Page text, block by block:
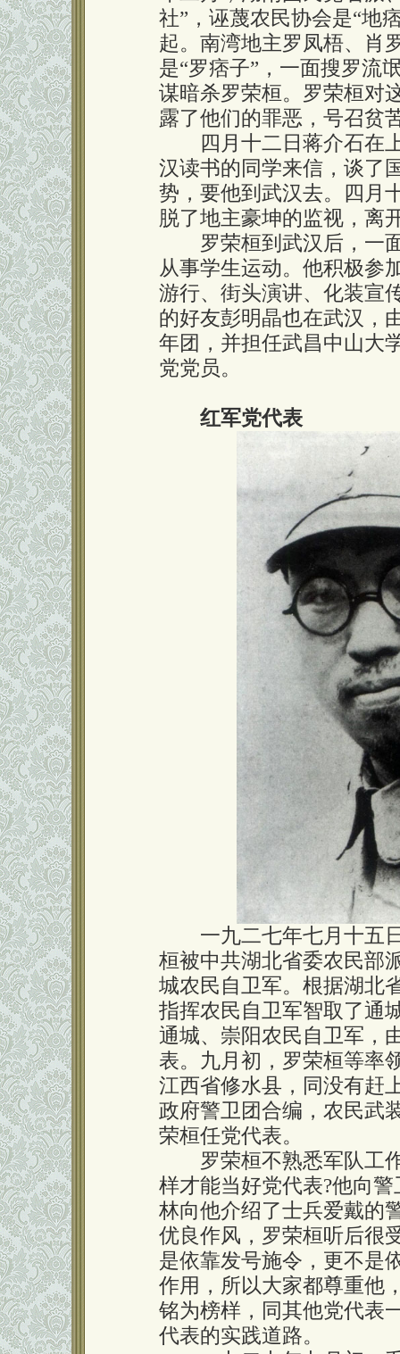
社”，诬蔑农民协会是“地
起。南湾地主罗凤梧、肖
是“罗痞子”，一面搜罗流
谋暗杀罗荣桓。罗荣桓对
露了他们的罪恶，号召贫
四月十二日蒋介石在上
汉读书的同学来信，谈了
势，要他到武汉去。四月
脱了地主豪坤的监视，离
罗荣桓到武汉后，一面
从事学生运动。他积极参
游行、街头演讲、化装宣
的好友彭明晶也在武汉，
年团，并担任武昌中山大
党党员。
红军党代表
一九二七年七月十五日
桓被中共湖北省委农民部
城农民自卫军。根据湖北
指挥农民自卫军智取了通
通城、崇阳农民自卫军，
表。九月初，罗荣桓等率
江西省修水县，同没有赶
政府警卫团合编，农民武
荣桓任党代表。
罗荣桓不熟悉军队工作
样才能当好党代表?他向
林向他介绍了士兵爱戴的
优良作风，罗荣桓听后很
是依靠发号施令，更不是
作用，所以大家都尊重他
铭为榜样，同其他党代表
代表的实践道路。